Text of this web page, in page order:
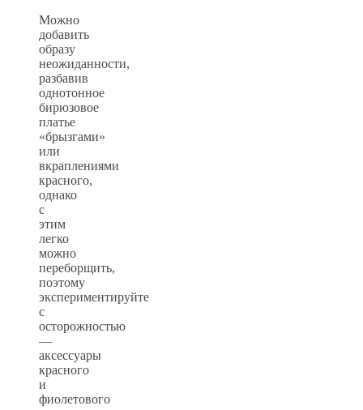
Можно
добавить
образу
неожиданности,
разбавив
однотонное
бирюзовое
платье
«брызгами»
или
вкраплениями
красного,
однако
с
этим
легко
можно
переборщить,
поэтому
экспериментируйте
с
осторожностью
—
аксессуары
красного
и
фиолетового